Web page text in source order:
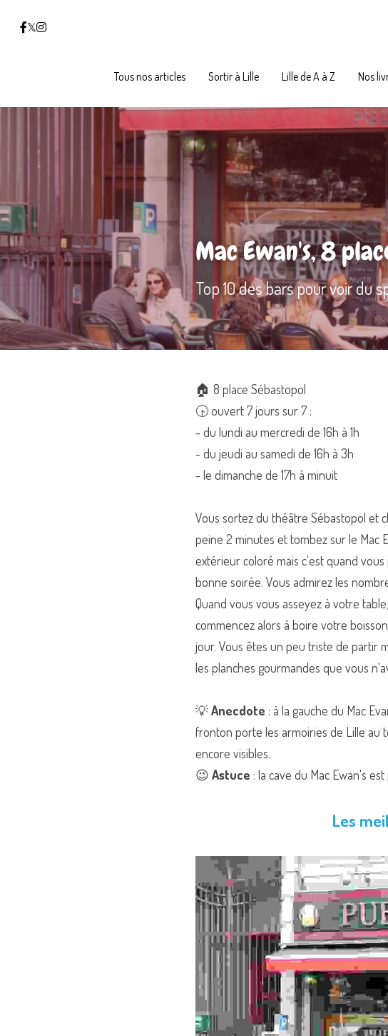
Tous nos articles Sortir à Lille Lille de A à Z Nos
Tous nos articles Sortir à Lille Lille de A à Z Nos
Mac Ewan's, 8
Top 10 des bars pour voir du
🏠 8 place Sébastopol
🕟 ouvert 7 jours sur 7 :
- du lundi au mercredi de 16h à 1h
- du jeudi au samedi de 16h à 3h
- le dimanche de 17h à minuit
Vous sortez du théâtre Sébastopol et
peine 2 minutes et tombez sur le Mac
extérieur coloré mais c'est quand
bonne soirée. Vous admirez les
Quand vous vous asseyez à votre
commencez alors à boire votre
jour. Vous êtes un peu triste de partir
les planches gourmandes que vous
💡 Anecdote : à la gauche du Mac
fronton porte les armoiries de Lille au
encore visibles.
😉 Astuce : la cave du Mac Ewan's
Les